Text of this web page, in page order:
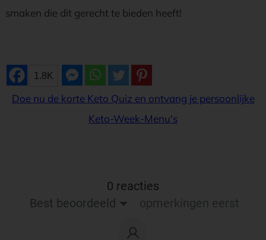
smaken die dit gerecht te bieden heeft!
1.8K
Doe nu de korte Keto Quiz en ontvang je persoonlijke
Keto-Week-Menu's
0 reacties
Best beoordeeld
opmerkingen eerst